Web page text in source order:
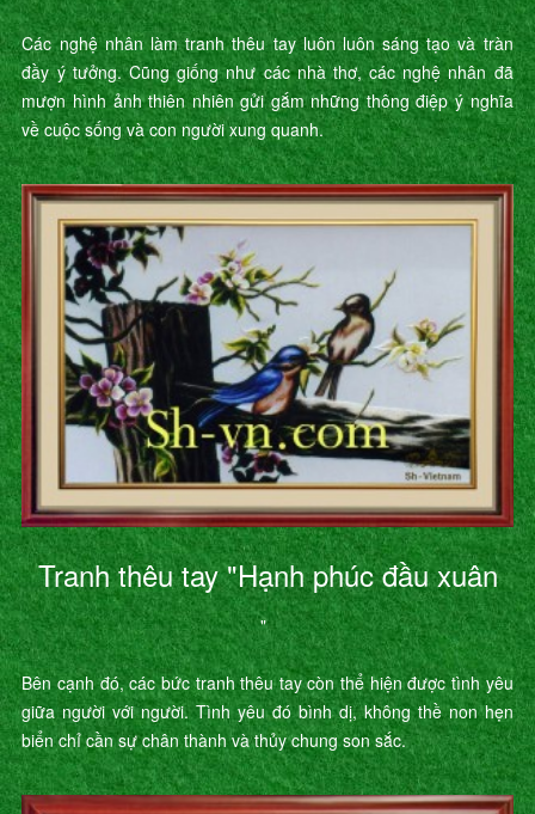
Các nghệ nhân làm tranh thêu tay luôn luôn sáng tạo và tràn
đầy ý tưởng. Cũng giống như các nhà thơ, các nghệ nhân đã
mượn hình ảnh thiên nhiên gửi gắm những thông điệp ý nghĩa
về cuộc sống và con người xung quanh.
Tranh thêu tay "Hạnh phúc đầu xuân
"
Bên cạnh đó, các bức tranh thêu tay còn thể hiện được tình yêu
giữa người với người. Tình yêu đó bình dị, không thề non hẹn
biển chỉ cần sự chân thành và thủy chung son sắc.